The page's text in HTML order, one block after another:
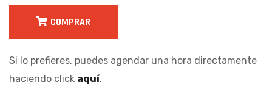
COMPRAR
Si lo prefieres, puedes agendar una hora directamente
haciendo click aquí.